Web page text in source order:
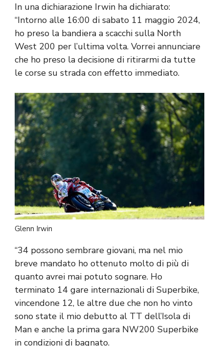
In una dichiarazione Irwin ha dichiarato:
“Intorno alle 16:00 di sabato 11 maggio 2024,
ho preso la bandiera a scacchi sulla North
West 200 per l’ultima volta. Vorrei annunciare
che ho preso la decisione di ritirarmi da tutte
le corse su strada con effetto immediato.
Glenn Irwin
“34 possono sembrare giovani, ma nel mio
breve mandato ho ottenuto molto di più di
quanto avrei mai potuto sognare. Ho
terminato 14 gare internazionali di Superbike,
vincendone 12, le altre due che non ho vinto
sono state il mio debutto al TT dell’Isola di
Man e anche la prima gara NW200 Superbike
in condizioni di bagnato.